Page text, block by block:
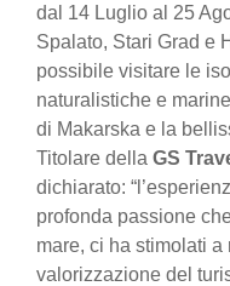
dal 14 Luglio al 25
Spalato, Stari Grad e
possibile visitare le
naturalistiche e
di Makarska e la
Titolare della GS
dichiarato:
profonda passione
mare, ci ha stimolati a
valorizzazione del